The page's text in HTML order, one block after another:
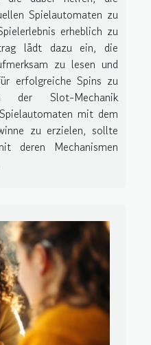
Spielautomaten zu
erheblich zu
lädt dazu ein, die
zu lesen und
erfolgreiche Spins zu
der Slot-Mechanik
mit dem
zu erzielen, sollte
deren Mechanismen